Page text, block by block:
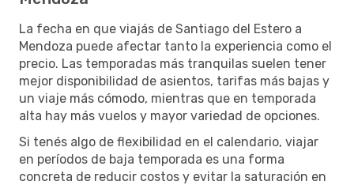
La fecha en que viajás de Santiago del Estero a
Mendoza puede afectar tanto la experiencia como el
precio. Las temporadas más tranquilas suelen tener
mejor disponibilidad de asientos, tarifas más bajas y
un viaje más cómodo, mientras que en temporada
alta hay más vuelos y mayor variedad de opciones.
Si tenés algo de flexibilidad en el calendario, viajar
en períodos de baja temporada es una forma
concreta de reducir costos y evitar la saturación en